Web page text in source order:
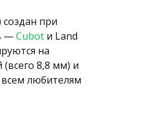
при
—Cubot и Land
на
8,8 мм) и
любителям